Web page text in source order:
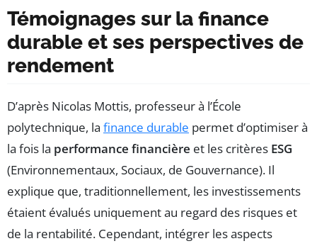
Témoignages sur la finance
durable et ses perspectives de
rendement
D’après Nicolas Mottis, professeur à l’École
polytechnique, la finance durable permet d’optimiser à
la fois la performance financière et les critères ESG
(Environnementaux, Sociaux, de Gouvernance). Il
explique que, traditionnellement, les investissements
étaient évalués uniquement au regard des risques et
de la rentabilité. Cependant, intégrer les aspects